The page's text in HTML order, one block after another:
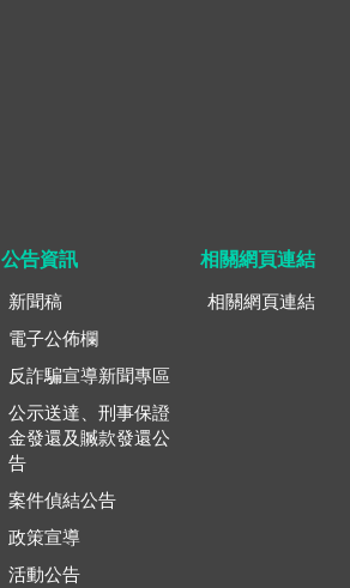
公告資訊
新聞稿
電子公佈欄
反詐騙宣導新聞專區
公示送達、刑事保證
金發還及贓款發還公
告
案件偵結公告
政策宣導
活動公告
相關網頁連結
相關網頁連結